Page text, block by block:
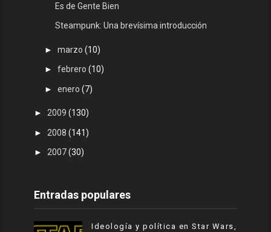
Es de Gente Bien
Steampunk: Una brevísima introducción
►marzo(10)
►febrero(10)
►enero(7)
► 2009(130)
► 2008(141)
► 2007(30)
Entradas populares
Ideología y política en Star Wars,